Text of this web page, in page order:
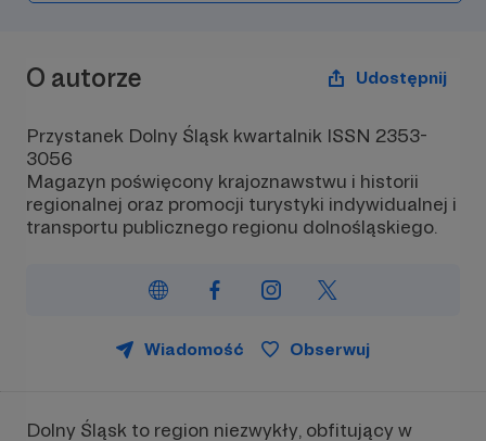
O autorze Udostępnij
Przystanek Dolny Śląsk kwartalnik ISSN 2353-
3056
Magazyn poświęcony krajoznawstwu i historii
regionalnej oraz promocji turystyki indywidualnej i
transportu publicznego regionu dolnośląskiego.
Wiadomość Obserwuj
Dolny Śląsk to region niezwykły, obfitujący w